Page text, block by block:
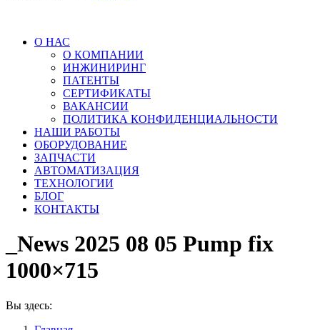
О НАС
О КОМПАНИИ
ИНЖИНИРИНГ
ПАТЕНТЫ
СЕРТИФИКАТЫ
ВАКАНСИИ
ПОЛИТИКА КОНФИДЕНЦИАЛЬНОСТИ
НАШИ РАБОТЫ
ОБОРУДОВАНИЕ
ЗАПЧАСТИ
АВТОМАТИЗАЦИЯ
ТЕХНОЛОГИИ
БЛОГ
КОНТАКТЫ
_News 2025 08 05 Pump fix
1000×715
Вы здесь: